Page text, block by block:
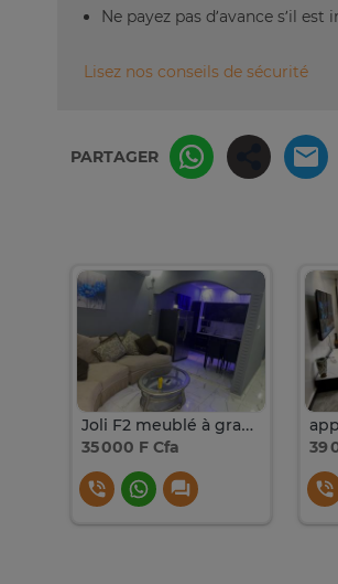
Ne payez pas d’avance s’il
Lisez nos conseils de sécurité
PARTAGER
Joli F2 meublé à grand standing à thies
35 000 F Cfa
39